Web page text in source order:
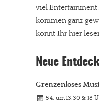
viel
kommen ganz
könnt Ihr hier
Neue
Grenzenloses
5.4. um 13.30 & 18